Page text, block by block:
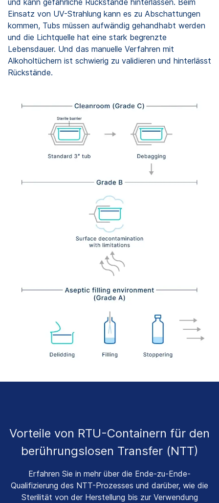
und kann gefährliche Rückstände hinterlassen. Beim
Einsatz von UV-Strahlung kann es zu Abschattungen
kommen, Tubs müssen aufwändig gehandhabt werden
und die Lichtquelle hat eine stark begrenzte
Lebensdauer. Und das manuelle Verfahren mit
Alkoholtüchern ist schwierig zu validieren und hinterlässt
Rückstände.
Vorteile von RTU-Containern für den
berührungslosen Transfer (NTT)
Erfahren Sie in mehr über die Ende-zu-Ende-
Qualifizierung des NTT-Prozesses und darüber, wie die
Sterilität von der Herstellung bis zur Verwendung